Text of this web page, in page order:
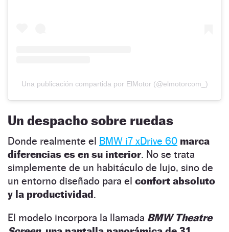
Una publicación compartida por ElMotor (@elmotorcom_)
Un despacho sobre ruedas
Donde realmente el BMW i7 xDrive 60 marca
diferencias es en su interior. No se trata
simplemente de un habitáculo de lujo, sino de
un entorno diseñado para el confort absoluto
y la productividad.
El modelo incorpora la llamada BMW Theatre